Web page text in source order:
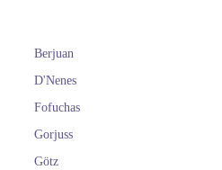
Berjuan
D'Nenes
Fofuchas
Gorjuss
Götz